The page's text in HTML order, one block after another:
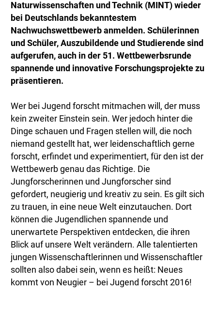
Naturwissenschaften und Technik (MINT) wieder
bei Deutschlands bekanntestem
Nachwuchswettbewerb anmelden. Schülerinnen
und Schüler, Auszubildende und Studierende sind
aufgerufen, auch in der 51. Wettbewerbsrunde
spannende und innovative Forschungsprojekte zu
präsentieren.
Wer bei Jugend forscht mitmachen will, der muss
kein zweiter Einstein sein. Wer jedoch hinter die
Dinge schauen und Fragen stellen will, die noch
niemand gestellt hat, wer leidenschaftlich gerne
forscht, erfindet und experimentiert, für den ist der
Wettbewerb genau das Richtige. Die
Jungforscherinnen und Jungforscher sind
gefordert, neugierig und kreativ zu sein. Es gilt sich
zu trauen, in eine neue Welt einzutauchen. Dort
können die Jugendlichen spannende und
unerwartete Perspektiven entdecken, die ihren
Blick auf unsere Welt verändern. Alle talentierten
jungen Wissenschaftlerinnen und Wissenschaftler
sollten also dabei sein, wenn es heißt: Neues
kommt von Neugier – bei Jugend forscht 2016!